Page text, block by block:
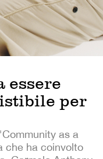
essere
per
as a
che ha coinvolto